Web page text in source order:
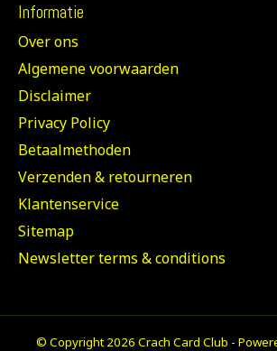
Informatie
Over ons
Algemene voorwaarden
Disclaimer
Privacy Policy
Betaalmethoden
Verzenden & retourneren
Klantenservice
Sitemap
Newsletter terms & conditions
© Copyright 2026 Crach Card Club -